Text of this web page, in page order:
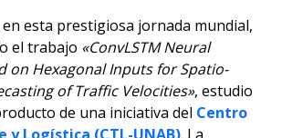
esta prestigiosa jornada mundial,
el trabajo «ConvLSTM Neural
on Hexagonal Inputs for Spatio-
of Traffic Velocities», estudio
de una iniciativa del Centro